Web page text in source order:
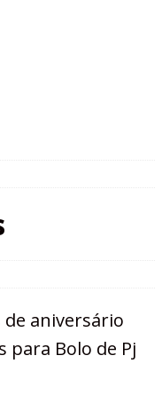
aniversário
para Bolo de Pj